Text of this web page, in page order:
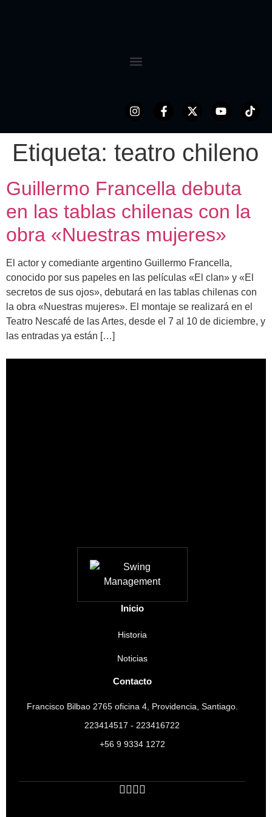
Etiqueta: teatro chileno
Guillermo Francella debuta
en las tablas chilenas con la
obra «Nuestras mujeres»
El actor y comediante argentino Guillermo Francella,
conocido por sus papeles en las películas «El clan» y «El
secretos de sus ojos», debutará en las tablas chilenas con
la obra «Nuestras mujeres». El montaje se realizará en el
Teatro Nescafé de las Artes, desde el 7 al 10 de diciembre, y
las entradas ya están […]
Inicio
Historia
Noticias
Contacto
Francisco Bilbao 2765 oficina 4, Providencia, Santiago.
223414517 - 223416722
+56 9 9334 1272